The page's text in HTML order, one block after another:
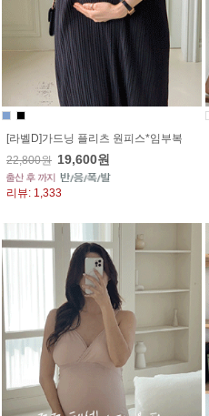
[라벨D]가드닝 플리츠 원피스*임부복
22,800원 19,600원
리뷰: 1,333